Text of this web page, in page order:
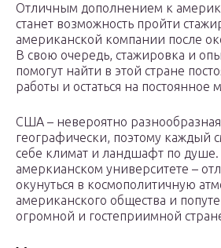
Отличным дополнением к
станет возможность пройти
американской компании после
В свою очередь, стажировка и
помогут найти в этой стране
работы и остаться на постоянное
США – невероятно разнообразная
географически, поэтому каждый
себе климат и ландшафт по душе.
амеркианском университете –
окунуться в космополитичную
американского общества и
огромной и гостеприимной